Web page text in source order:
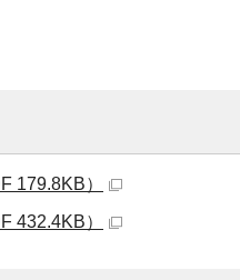
179.8KB）
432.4KB）